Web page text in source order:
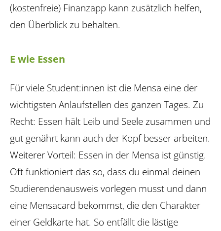
(kostenfreie) Finanzapp kann zusätzlich helfen,
den Überblick zu behalten.
E wie Essen
Für viele Student:innen ist die Mensa eine der
wichtigsten Anlaufstellen des ganzen Tages. Zu
Recht: Essen hält Leib und Seele zusammen und
gut genährt kann auch der Kopf besser arbeiten.
Weiterer Vorteil: Essen in der Mensa ist günstig.
Oft funktioniert das so, dass du einmal deinen
Studierendenausweis vorlegen musst und dann
eine Mensacard bekommst, die den Charakter
einer Geldkarte hat. So entfällt die lästige